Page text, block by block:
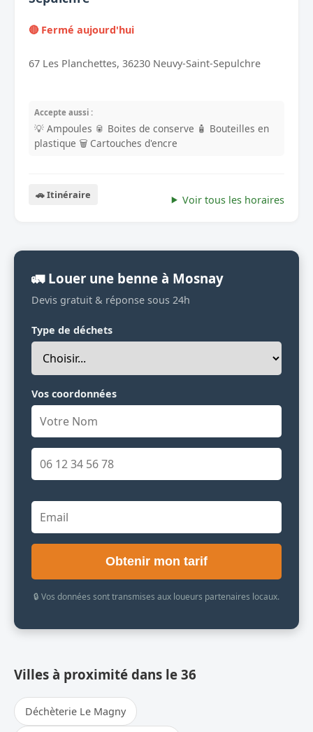
🔴 Fermé aujourd'hui
67 Les Planchettes, 36230 Neuvy-Saint-Sepulchre
Accepte aussi :
💡 Ampoules 🥫 Boites de conserve 🧴 Bouteilles en
plastique 🗑️ Cartouches d'encre
🚗 Itinéraire Voir tous les horaires
🚛 Louer une benne à Mosnay
Devis gratuit & réponse sous 24h
Type de déchets
Vos coordonnées
Obtenir mon tarif
🔒 Vos données sont transmises aux loueurs partenaires locaux.
Villes à proximité dans le 36
Déchèterie Le Magny